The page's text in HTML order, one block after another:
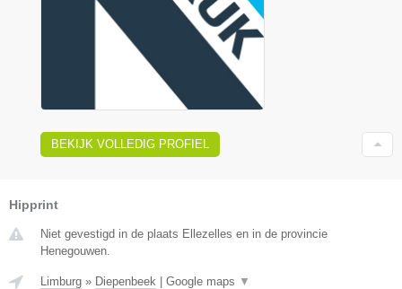
BEKIJK VOLLEDIG PROFIEL
Hipprint
Niet gevestigd in de plaats Ellezelles en in de provincie
Henegouwen.
Limburg » Diepenbeek | Google maps ▼